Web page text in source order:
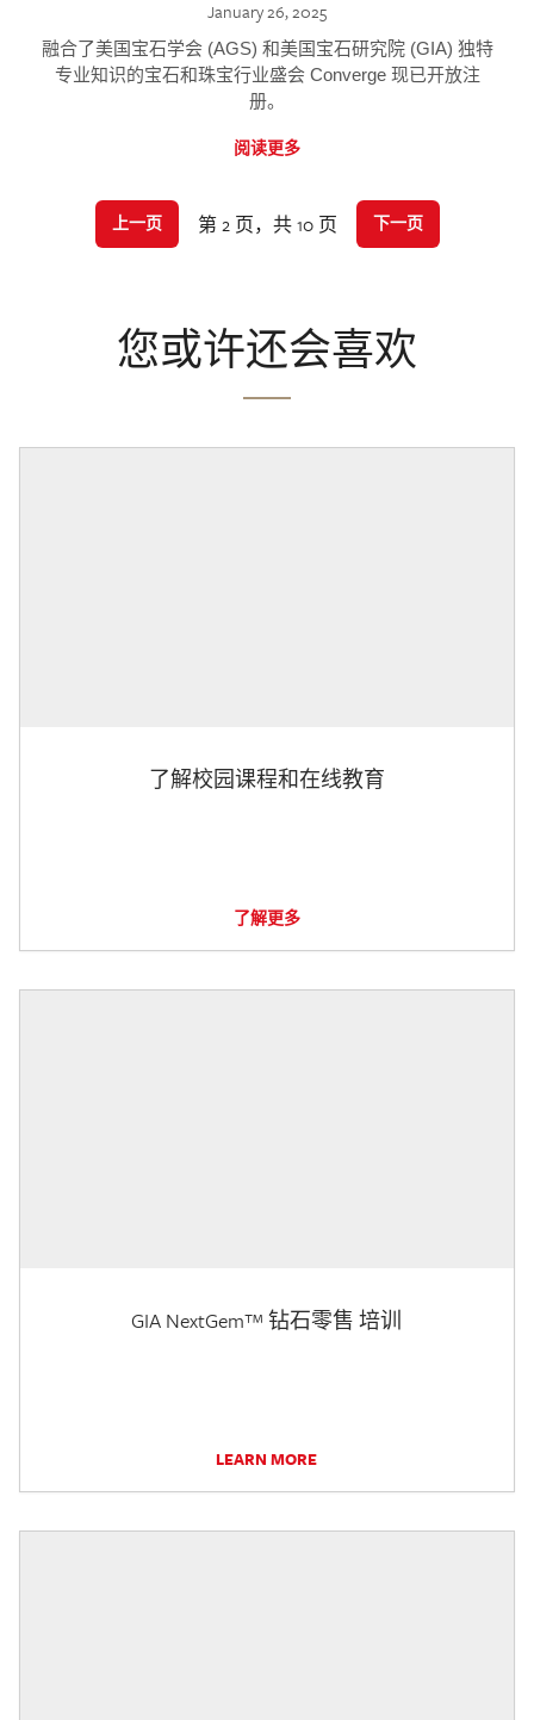
January 26, 2025
融合了美国宝石学会 (AGS) 和美国宝石研究院 (GIA) 独特
专业知识的宝石和珠宝行业盛会 Converge 现已开放注
册。
阅读更多
上一页 第 2 页，共 10 页 下一页
您或许还会喜欢
了解校园课程和在线教育
了解更多
GIA NextGem™ 钻石零售 培训
LEARN MORE